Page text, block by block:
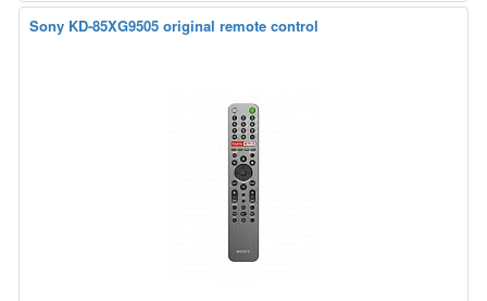
Sony KD-85XG9505 original remote control